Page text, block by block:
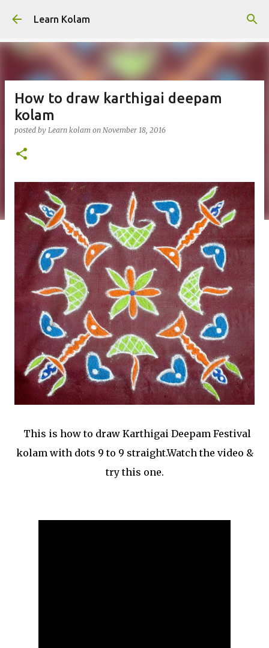
Learn Kolam
How to draw karthigai deepam
kolam
posted by Learn kolam on November 18, 2016
This is how to draw Karthigai Deepam Festival
kolam with dots 9 to 9 straight.Watch the video &
try this one.